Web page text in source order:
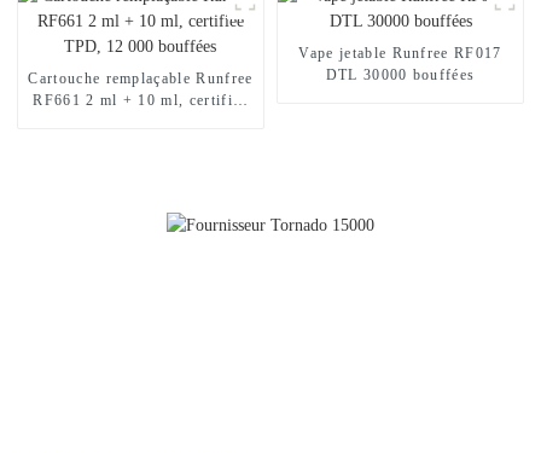
Cartouche remplaçable Runfree
RF661 2 ml + 10 ml, certifiée
Vape jetable Runfree RF017
DTL 30000 bouffées